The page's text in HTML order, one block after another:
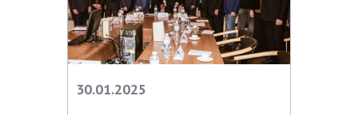
НАУКОВІ ВИДАННЯ
МЕДІА ПРО НАС
30.01.2025